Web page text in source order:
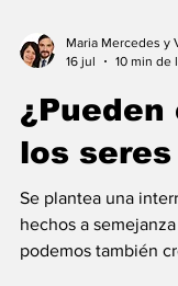
Maria Mercedes y
los seres